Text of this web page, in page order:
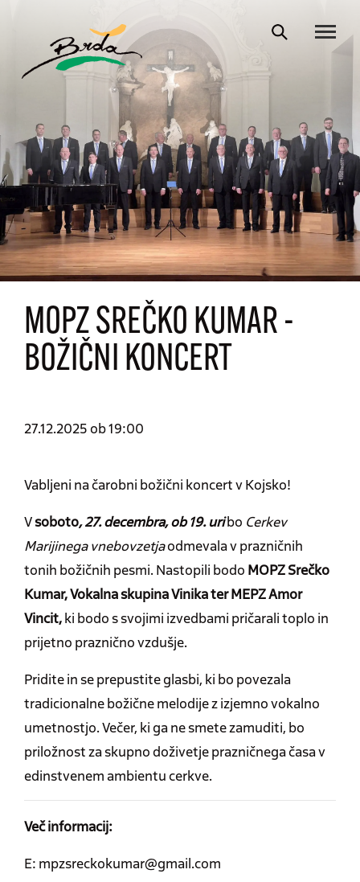
MOPZ SREČKO KUMAR -
BOŽIČNI KONCERT
27.12.2025 ob 19:00
Vabljeni na čarobni božični koncert v Kojsko!
Vsoboto,27. decembra, ob 19. uribo Cerkev
Marijinega vnebovzetjaodmevala v prazničnih
tonih božičnih pesmi. Nastopili bodo MOPZ Srečko
Kumar, Vokalna skupina Vinika ter MEPZ Amor
Vincit,ki bodo s svojimi izvedbami pričarali toplo in
prijetno praznično vzdušje.
Pridite in se prepustite glasbi, ki bo povezala
tradicionalne božične melodije z izjemno vokalno
umetnostjo. Večer, ki ga ne smete zamuditi, bo
priložnost za skupno doživetje prazničnega časa v
edinstvenem ambientu cerkve.
Več informacij:
E: mpzsreckokumar@gmail.com